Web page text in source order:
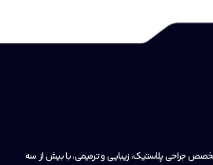
جراحی پلاستیک، زیبایی و ترمیمی، با بیش از سه